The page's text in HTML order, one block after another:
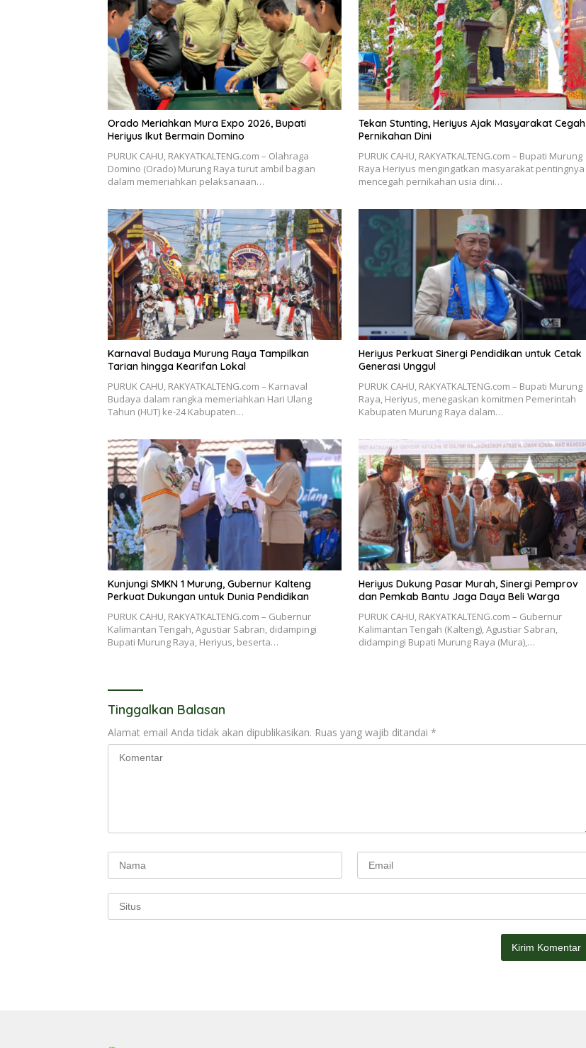
Orado Meriahkan Mura Expo 2026, Bupati
Heriyus Ikut Bermain Domino
PURUK CAHU, RAKYATKALTENG.com – Olahraga
Domino (Orado) Murung Raya turut ambil bagian
dalam memeriahkan pelaksanaan…
Tekan Stunting, Heriyus Ajak Masyarakat Cegah
Pernikahan Dini
PURUK CAHU, RAKYATKALTENG.com – Bupati Murung
Raya Heriyus mengingatkan masyarakat pentingnya
mencegah pernikahan usia dini…
Karnaval Budaya Murung Raya Tampilkan
Tarian hingga Kearifan Lokal
PURUK CAHU, RAKYATKALTENG.com – Karnaval
Budaya dalam rangka memeriahkan Hari Ulang
Tahun (HUT) ke-24 Kabupaten…
Heriyus Perkuat Sinergi Pendidikan untuk Cetak
Generasi Unggul
PURUK CAHU, RAKYATKALTENG.com – Bupati Murung
Raya, Heriyus, menegaskan komitmen Pemerintah
Kabupaten Murung Raya dalam…
Kunjungi SMKN 1 Murung, Gubernur Kalteng
Perkuat Dukungan untuk Dunia Pendidikan
PURUK CAHU, RAKYATKALTENG.com – Gubernur
Kalimantan Tengah, Agustiar Sabran, didampingi
Bupati Murung Raya, Heriyus, beserta…
Heriyus Dukung Pasar Murah, Sinergi Pemprov
dan Pemkab Bantu Jaga Daya Beli Warga
PURUK CAHU, RAKYATKALTENG.com – Gubernur
Kalimantan Tengah (Kalteng), Agustiar Sabran,
didampingi Bupati Murung Raya (Mura),…
Tinggalkan Balasan
Alamat email Anda tidak akan dipublikasikan. Ruas yang wajib ditandai *